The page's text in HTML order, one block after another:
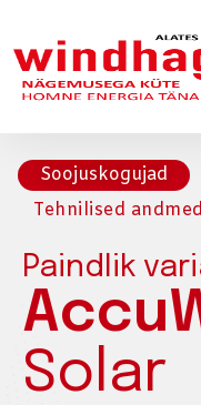
Soojuskogujad
Tehnilised andmed
Paindlik
Solar